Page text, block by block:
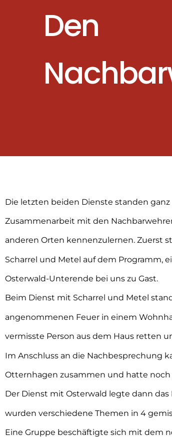
Den
Die letzten beiden Dienste standen
Zusammenarbeit mit den
anderen Orten kennenzulernen. Zuerst
Scharrel und Metel auf dem Programm,
Osterwald-Unterende bei uns zu Gast.
Beim Dienst mit Scharrel und Metel
angenommenen Feuer in einem
vermisste Person aus dem Haus retten
Im Anschluss an die Nachbesprechung
Otternhagen zusammen und hatte
Der Dienst mit Osterwald legte dann
wurden verschiedene Themen in 4
Eine Gruppe beschäftigte sich mit dem